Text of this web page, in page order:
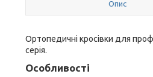
Опис
Ортопедичні кросівки для
серія.
Особливості